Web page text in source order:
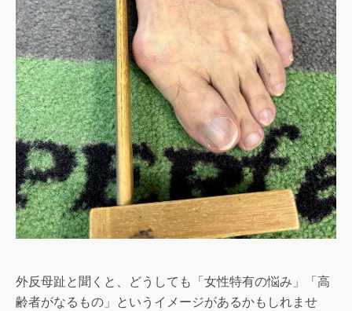
外反母趾と聞くと、どうしても「女性特有の悩み」「高
齢者がなるもの」というイメージがあるかもしれませ